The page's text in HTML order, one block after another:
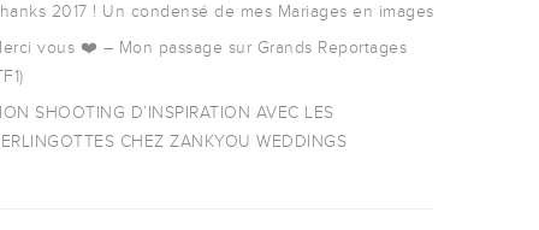
2017 ! Un condensé de mes Mariages en images
vous ❤️ – Mon passage sur Grands Reportages
SHOOTING D’INSPIRATION AVEC LES
CHEZ ZANKYOU WEDDINGS